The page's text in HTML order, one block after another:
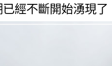
經不斷開始湧現了